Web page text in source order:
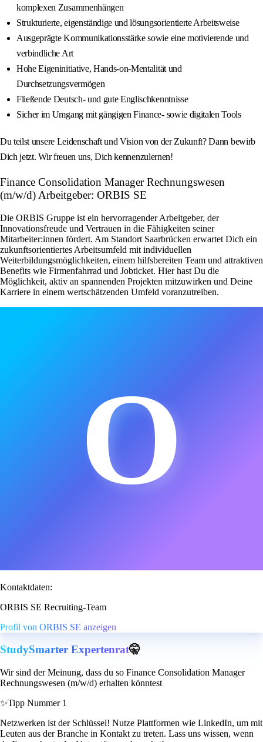
komplexen Zusammenhängen
Strukturierte, eigenständige und lösungsorientierte Arbeitsweise
Ausgeprägte Kommunikationsstärke sowie eine motivierende und
verbindliche Art
Hohe Eigeninitiative, Hands-on-Mentalität und
Durchsetzungsvermögen
Fließende Deutsch- und gute Englischkenntnisse
Sicher im Umgang mit gängigen Finance- sowie digitalen Tools
Du teilst unsere Leidenschaft und Vision von der Zukunft? Dann bewirb
Dich jetzt. Wir freuen uns, Dich kennenzulernen!
Finance Consolidation Manager Rechnungswesen
(m/w/d) Arbeitgeber: ORBIS SE
Die ORBIS Gruppe ist ein hervorragender Arbeitgeber, der
Innovationsfreude und Vertrauen in die Fähigkeiten seiner
Mitarbeiter:innen fördert. Am Standort Saarbrücken erwartet Dich ein
zukunftsorientiertes Arbeitsumfeld mit individuellen
Weiterbildungsmöglichkeiten, einem hilfsbereiten Team und attraktiven
Benefits wie Firmenfahrrad und Jobticket. Hier hast Du die
Möglichkeit, aktiv an spannenden Projekten mitzuwirken und Deine
Karriere in einem wertschätzenden Umfeld voranzutreiben.
O
Kontaktdaten:
ORBIS SE Recruiting-Team
Profil von ORBIS SE anzeigen
StudySmarter Expertenrat🤫
Wir sind der Meinung, dass du so Finance Consolidation Manager
Rechnungswesen (m/w/d) erhalten könntest
✨Tipp Nummer 1
Netzwerken ist der Schlüssel! Nutze Plattformen wie LinkedIn, um mit
Leuten aus der Branche in Kontakt zu treten. Lass uns wissen, wenn